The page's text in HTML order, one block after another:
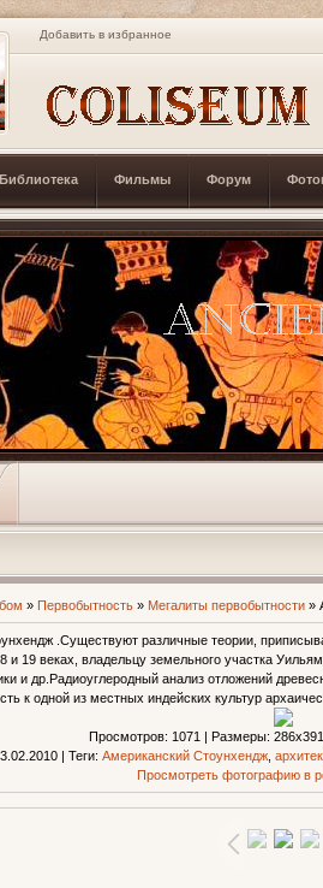
Добавить в избранное
Библиотека Фильмы Форум
» Первобытность » Мегалиты первобытности »
.Существуют различные теории,
19 веках, владельцу земельного участка
и др.Радиоуглеродный анализ отложений
к одной из местных индейских культур
Просмотров: 1071 | Размеры:
| Теги: Американский Стоунхендж
Просмотреть фотографию в